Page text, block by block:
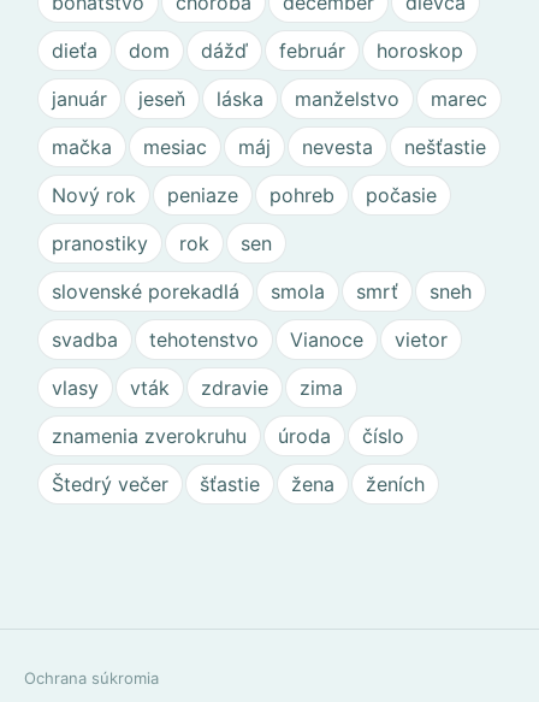
dieťa
dom dážď február
horoskop
január
jeseň láska manželstvo
marec
mačka
mesiac máj nevesta
nešťastie
Nový rok
peniaze pohreb
počasie
pranostiky
rok
sen
slovenské porekadlá
smola smrť
sneh
svadba
tehotenstvo Vianoce
vietor
vlasy
vták zdravie
zima
znamenia zverokruhu
úroda
číslo
Štedrý večer
šťastie žena ženích
Ochrana súkromia